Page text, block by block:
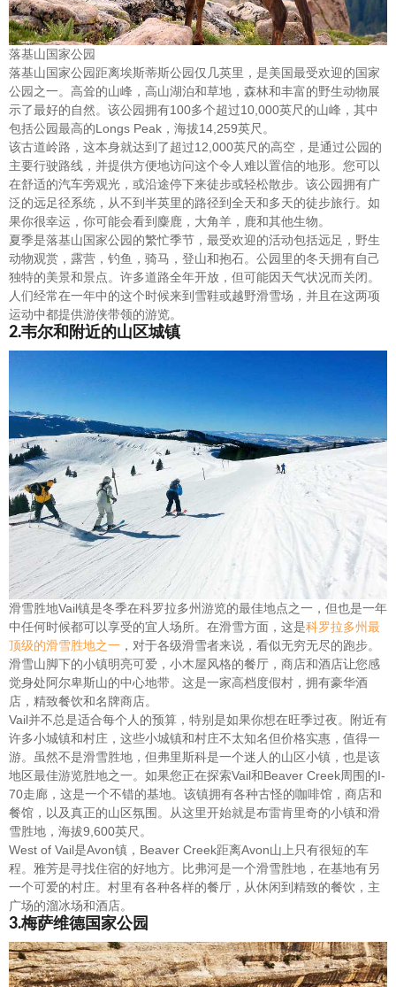
落基山国家公园
落基山国家公园距离埃斯蒂斯公园仅几英里，是美国最受欢迎的国家
公园之一。高耸的山峰，高山湖泊和草地，森林和丰富的野生动物展
示了最好的自然。该公园拥有100多个超过10,000英尺的山峰，其中
包括公园最高的Longs Peak，海拔14,259英尺。
该古道岭路，这本身就达到了超过12,000英尺的高空，是通过公园的
主要行驶路线，并提供方便地访问这个令人难以置信的地形。您可以
在舒适的汽车旁观光，或沿途停下来徒步或轻松散步。该公园拥有广
泛的远足径系统，从不到半英里的路径到全天和多天的徒步旅行。如
果你很幸运，你可能会看到麋鹿，大角羊，鹿和其他生物。
夏季是落基山国家公园的繁忙季节，最受欢迎的活动包括远足，野生
动物观赏，露营，钓鱼，骑马，登山和抱石。公园里的冬天拥有自己
独特的美景和景点。许多道路全年开放，但可能因天气状况而关闭。
人们经常在一年中的这个时候来到雪鞋或越野滑雪场，并且在这两项
运动中都提供游侠带领的游览。
2.韦尔和附近的山区城镇
滑雪胜地Vail镇是冬季在科罗拉多州游览的最佳地点之一，但也是一年
中任何时候都可以享受的宜人场所。在滑雪方面，这是科罗拉多州最
顶级的滑雪胜地之一 ，对于各级滑雪者来说，看似无穷无尽的跑步。
滑雪山脚下的小镇明亮可爱，小木屋风格的餐厅，商店和酒店让您感
觉身处阿尔卑斯山的中心地带。这是一家高档度假村，拥有豪华酒
店，精致餐饮和名牌商店。
Vail并不总是适合每个人的预算，特别是如果你想在旺季过夜。附近有
许多小城镇和村庄，这些小城镇和村庄不太知名但价格实惠，值得一
游。虽然不是滑雪胜地，但弗里斯科是一个迷人的山区小镇，也是该
地区最佳游览胜地之一。如果您正在探索Vail和Beaver Creek周围的I-
70走廊，这是一个不错的基地。该镇拥有各种古怪的咖啡馆，商店和
餐馆，以及真正的山区氛围。从这里开始就是布雷肯里奇的小镇和滑
雪胜地，海拔9,600英尺。
West of Vail是Avon镇，Beaver Creek距离Avon山上只有很短的车
程。雅芳是寻找住宿的好地方。比弗河是一个滑雪胜地，在基地有另
一个可爱的村庄。村里有各种各样的餐厅，从休闲到精致的餐饮，主
广场的溜冰场和酒店。
3.梅萨维德国家公园